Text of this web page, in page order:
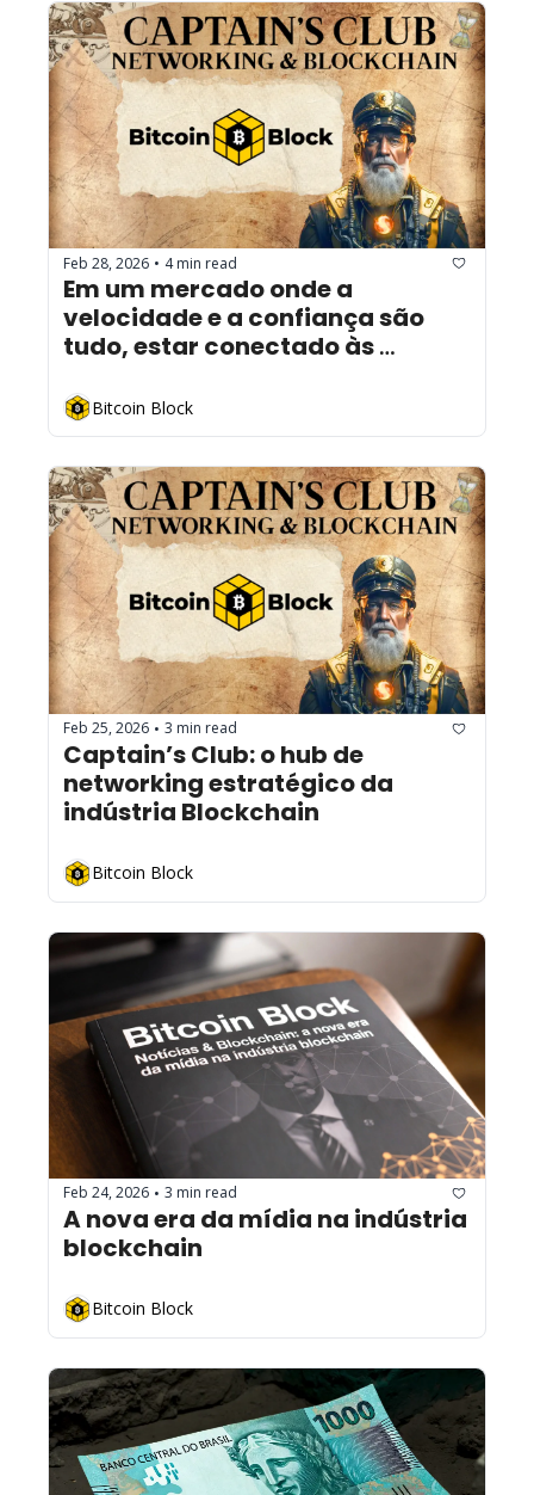
Feb 28, 2026 • 4 min read
Em um mercado onde a
velocidade e a confiança são
tudo, estar conectado às
qualquer ferramenta.
Bitcoin Block
Feb 25, 2026 • 3 min read
Captain’s Club: o hub de
networking estratégico da
indústria Blockchain
Bitcoin Block
Feb 24, 2026 • 3 min read
A nova era da mídia na indústria
blockchain
Bitcoin Block